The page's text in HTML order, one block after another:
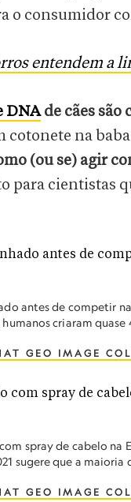
o consumidor
entendem a
DNA de cães são
cotonete na
(ou se) agir
para cientistas
antes de competir
humanos criaram
GEO IMAGE
spray de cabelo na
sugere que a
GEO IMAGE